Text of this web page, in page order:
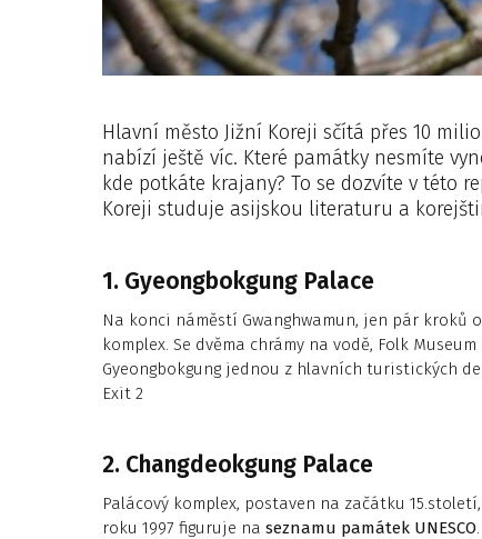
Hlavní město Jižní Koreji sčítá přes 10
nabízí ještě víc. Které památky nesmíte
kde potkáte krajany? To se dozvíte v této
Koreji studuje asijskou literaturu a
1. Gyeongbokgung Palace
Na konci náměstí Gwanghwamun, jen pár kroků
komplex. Se dvěma chrámy na vodě, Folk
Gyeongbokgung jednou z hlavních turistických
Exit 2
2. Changdeokgung Palace
Palácový komplex, postaven na začátku
roku 1997 figuruje na seznamu památek UNESCO